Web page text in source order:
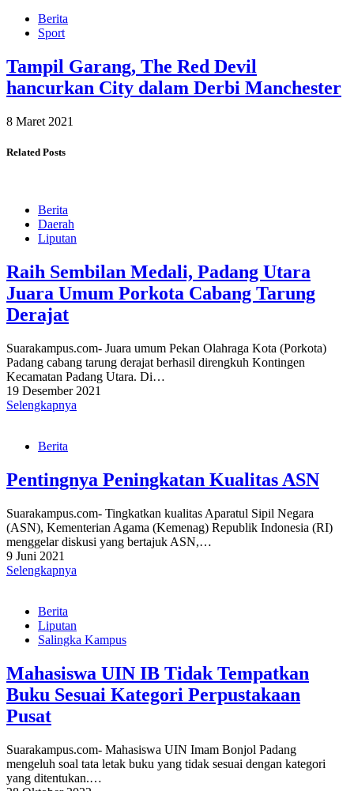
Berita
Sport
Tampil Garang, The Red Devil
hancurkan City dalam Derbi Manchester
8 Maret 2021
Related Posts
Berita
Daerah
Liputan
Raih Sembilan Medali, Padang Utara
Juara Umum Porkota Cabang Tarung
Derajat
Suarakampus.com- Juara umum Pekan Olahraga Kota (Porkota)
Padang cabang tarung derajat berhasil direngkuh Kontingen
Kecamatan Padang Utara. Di…
19 Desember 2021
Selengkapnya
Berita
Pentingnya Peningkatan Kualitas ASN
Suarakampus.com- Tingkatkan kualitas Aparatul Sipil Negara
(ASN), Kementerian Agama (Kemenag) Republik Indonesia (RI)
menggelar diskusi yang bertajuk ASN,…
9 Juni 2021
Selengkapnya
Berita
Liputan
Salingka Kampus
Mahasiswa UIN IB Tidak Tempatkan
Buku Sesuai Kategori Perpustakaan
Pusat
Suarakampus.com- Mahasiswa UIN Imam Bonjol Padang
mengeluh soal tata letak buku yang tidak sesuai dengan kategori
yang ditentukan.…